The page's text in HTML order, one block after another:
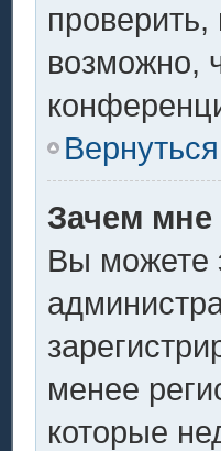
возможно,
Зачем мне
Вы можете
менее
которые